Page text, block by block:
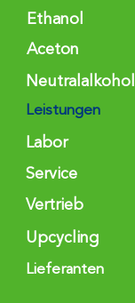
Ethanol
Aceton
Neutralalkohol
Leistungen
Labor
Service
Vertrieb
Upcycling
Lieferanten